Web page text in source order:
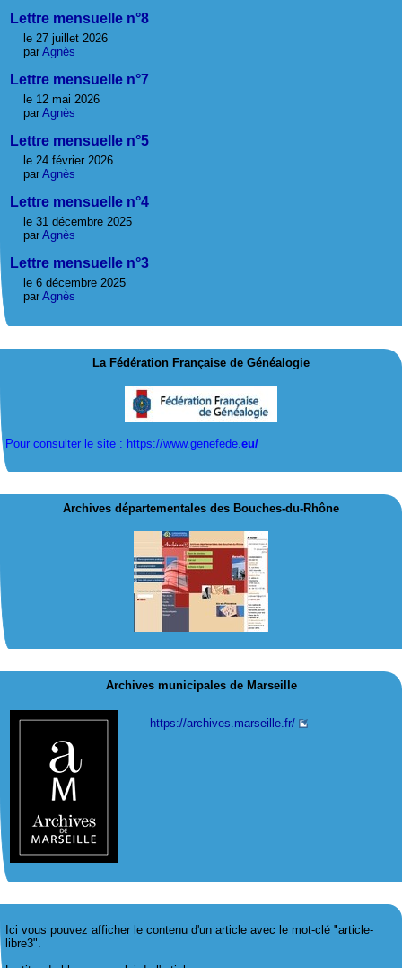
Lettre mensuelle n°8
le 27 juillet 2026
par Agnès
Lettre mensuelle n°7
le 12 mai 2026
par Agnès
Lettre mensuelle n°5
le 24 février 2026
par Agnès
Lettre mensuelle n°4
le 31 décembre 2025
par Agnès
Lettre mensuelle n°3
le 6 décembre 2025
par Agnès
La Fédération Française de Généalogie
Pour consulter le site : https://www.genefede.eu/
Archives départementales des Bouches-du-Rhône
Archives municipales de Marseille
https://archives.marseille.fr/
Ici vous pouvez afficher le contenu d'un article avec le mot-clé "article-
libre3".